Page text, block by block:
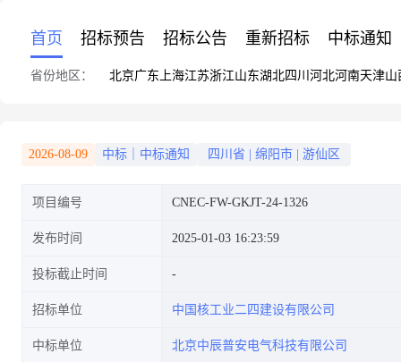
首页 招标预告 招标公告 重新招标 中标通知
省份地区： 北京广东 上海江苏浙江山东湖北四川 河北河南天津山
2026-08-09 中标｜中标通知 四川省 绵阳市 游仙区
项目编号 CNEC-FW-GKJT-24-1326
发布时间 2025-01-03 16:23:59
投标截止时间
招标单位 中国核工业二四建设有限公司
中标单位 北京中辰普安电气科技有限公司